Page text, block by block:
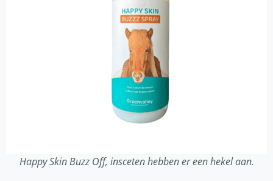
Happy Skin Buzz Off, insceten hebben er een hekel aan.